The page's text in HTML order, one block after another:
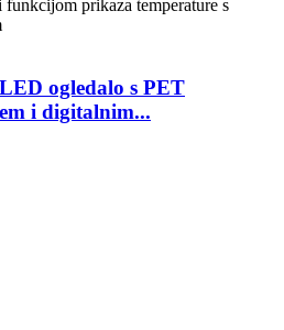
ogledalo s PET
i digitalnim...